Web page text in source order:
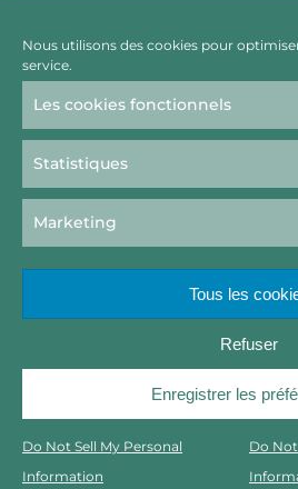
Nous utilisons des cookies pour
service.
Les cookies fonctionnels
Statistiques
Marketing
Tous les
Refuser
Enregistrer les
Do Not Sell My Personal
Information
Do
Copyright 2022 – Raft by Otter //